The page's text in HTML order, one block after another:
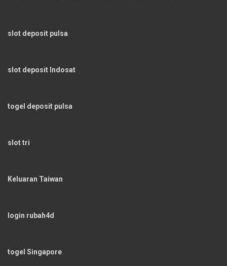
slot deposit pulsa
slot deposit Indosat
togel deposit pulsa
slot tri
Keluaran Taiwan
login rubah4d
togel Singapore